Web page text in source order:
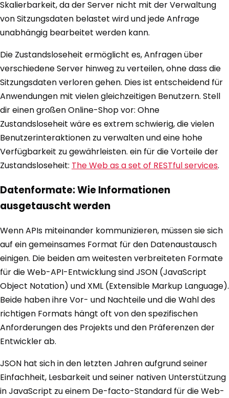
Skalierbarkeit, da der Server nicht mit der Verwaltung
von Sitzungsdaten belastet wird und jede Anfrage
unabhängig bearbeitet werden kann.
Die Zustandsloseheit ermöglicht es, Anfragen über
verschiedene Server hinweg zu verteilen, ohne dass die
Sitzungsdaten verloren gehen. Dies ist entscheidend für
Anwendungen mit vielen gleichzeitigen Benutzern. Stell
dir einen großen Online-Shop vor: Ohne
Zustandsloseheit wäre es extrem schwierig, die vielen
Benutzerinteraktionen zu verwalten und eine hohe
Verfügbarkeit zu gewährleisten. ein für die Vorteile der
Zustandsloseheit: The Web as a set of RESTful services.
Datenformate: Wie Informationen
ausgetauscht werden
Wenn APIs miteinander kommunizieren, müssen sie sich
auf ein gemeinsames Format für den Datenaustausch
einigen. Die beiden am weitesten verbreiteten Formate
für die Web-API-Entwicklung sind JSON (JavaScript
Object Notation) und XML (Extensible Markup Language).
Beide haben ihre Vor- und Nachteile und die Wahl des
richtigen Formats hängt oft von den spezifischen
Anforderungen des Projekts und den Präferenzen der
Entwickler ab.
JSON hat sich in den letzten Jahren aufgrund seiner
Einfachheit, Lesbarkeit und seiner nativen Unterstützung
in JavaScript zu einem De-facto-Standard für die Web-